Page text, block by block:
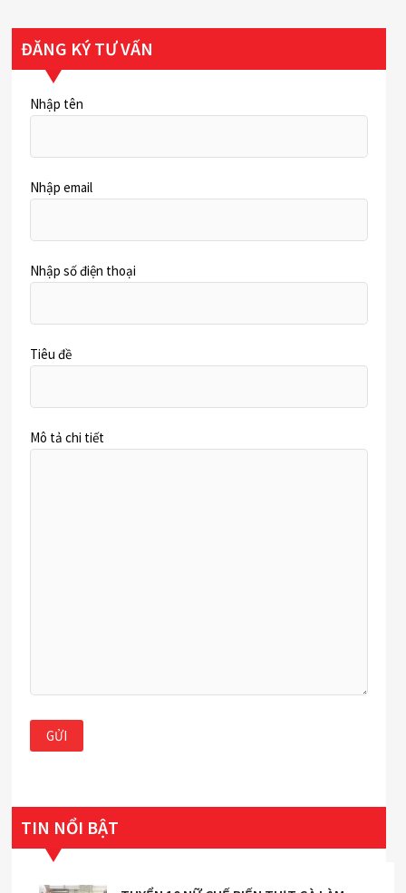
ĐĂNG KÝ TƯ VẤN
Nhập tên
Nhập email
Nhập số điện thoại
Tiêu đề
Mô tả chi tiết
TIN NỔI BẬT